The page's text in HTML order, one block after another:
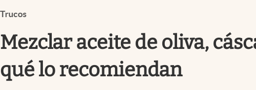
Streaming
PC y mobile
Lifestyle
Trucos
Mezclar aceite de oliva,
qué lo recomiendan